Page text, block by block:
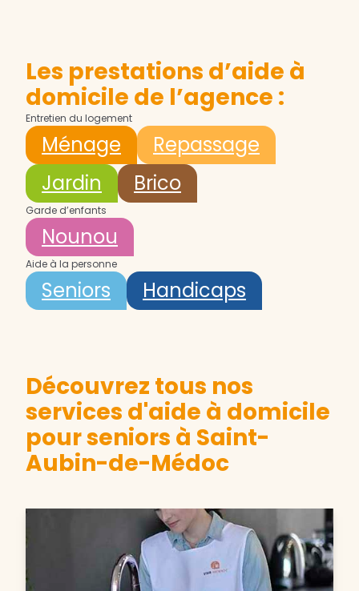
Les prestations d’aide à
domicile de l’agence :
Entretien du logement
Ménage
Repassage
Jardin
Brico
Garde d’enfants
Nounou
Aide à la personne
Seniors Handicaps
Découvrez tous nos
services d'aide à domicile
pour seniors à Saint-
Aubin-de-Médoc